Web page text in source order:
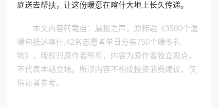
庭送去帮扶，让这份暖意在喀什大地上长久传递。
本文内容转载自：晨报之声，原标题《3500个温
暖包抵达喀什,42名志愿者单日分装750个暖冬礼
物》，版权归原作者所有，内容为原作者独立观点，
不代表本站立场。所涉内容不构成投资消费建议，仅
供读者参考。